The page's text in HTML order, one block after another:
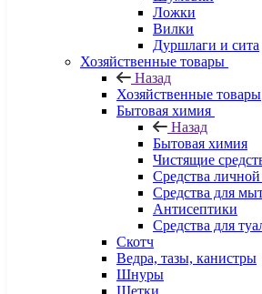
Ложки
Вилки
Дуршлаги и сита
Хозяйственные товары
Назад
Хозяйственные товары
Бытовая химия
Назад
Бытовая химия
Чистящие
Средства
Средства для
Антисептики
Средства для
Скотч
Ведра, тазы, канистры
Шнуры
Щетки